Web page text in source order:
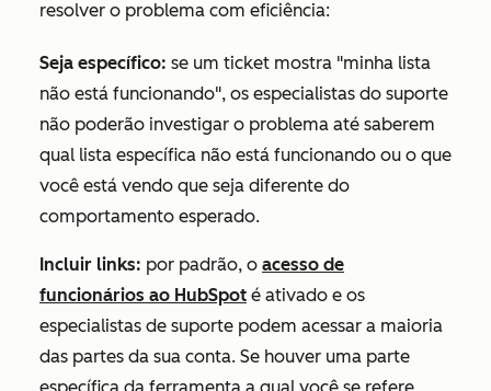
resolver o problema com eficiência:
Seja específico: se um ticket mostra "minha lista
não está funcionando", os especialistas do suporte
não poderão investigar o problema até saberem
qual lista específica não está funcionando ou o que
você está vendo que seja diferente do
comportamento esperado.
Incluir links: por padrão, o acesso de
funcionários ao HubSpot é ativado e os
especialistas de suporte podem acessar a maioria
das partes da sua conta. Se houver uma parte